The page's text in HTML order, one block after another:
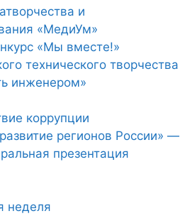
и
«МедиУм»
«Мы вместе!»
технического творчества
инженером»
коррупции
регионов России» —
презентация
неделя